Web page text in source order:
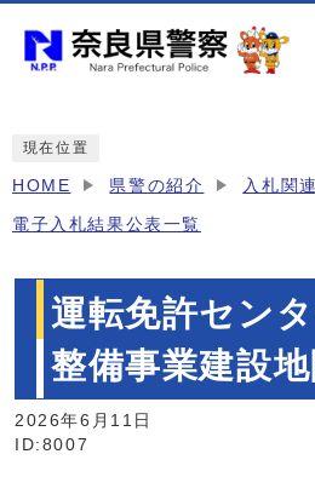
現在位置
HOME 県警の紹介 入札関
電子入札結果公表一覧
運転免許セン
整備事業建設
2026年6月11日
ID:8007